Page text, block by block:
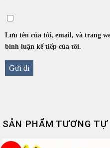
Lưu tên của tôi, email, và trang
bình luận kế tiếp của tôi.
SẢN PHẨM TƯƠNG TỰ